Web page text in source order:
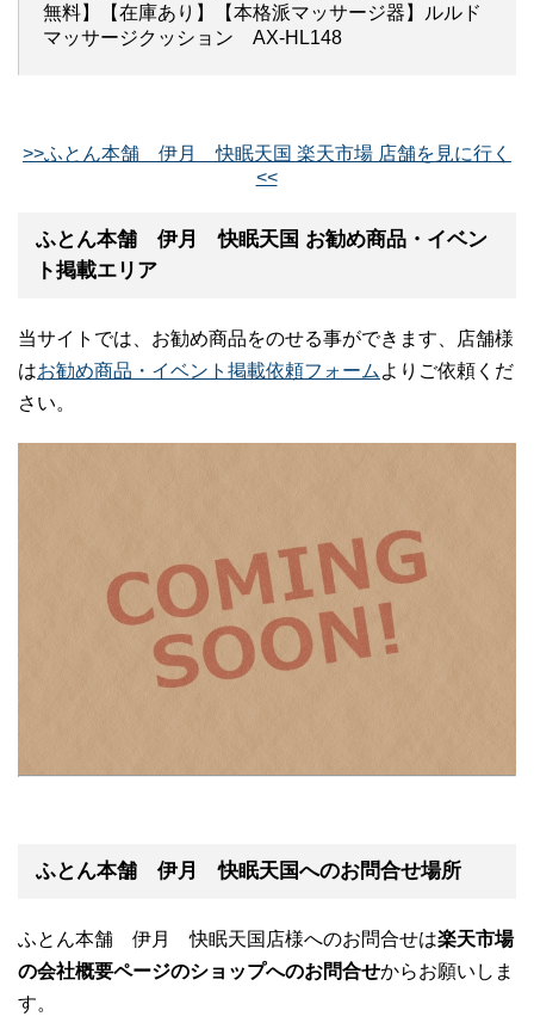
無料】【在庫あり】【本格派マッサージ器】ルルド
マッサージクッション AX-HL148
>>ふとん本舗 伊月 快眠天国 楽天市場 店舗を見に行く
<<
ふとん本舗 伊月 快眠天国 お勧め商品・イベン
ト掲載エリア
当サイトでは、お勧め商品をのせる事ができます、店舗様
はお勧め商品・イベント掲載依頼フォーム よりご依頼くだ
さい。
ふとん本舗 伊月 快眠天国へのお問合せ場所
ふとん本舗 伊月 快眠天国店様へのお問合せは楽天市場
の会社概要ページのショップへのお問合せからお願いしま
す。